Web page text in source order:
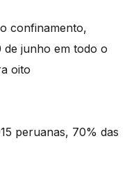
confinamento,
de junho em todo o
oito
peruanas, 70% das